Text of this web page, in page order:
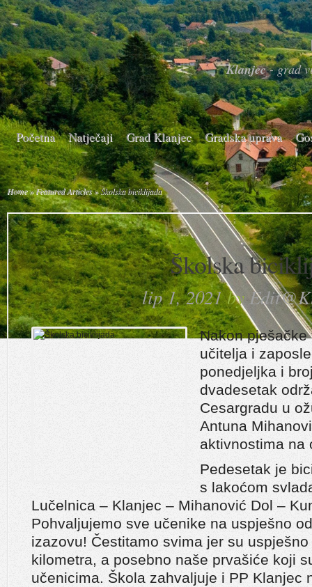
Klanjec- grad
Početna Natječaji Grad Klanjec Gradska uprava
Home»Featured Articles»Školska biciklijada
Školska
lip 1, 2021by
Nakon
učitelja i
ponedjeljka i
dvadesetak
Cesargradu u
Antuna
aktivnostima na
Pedesetak je
s lakoćom
Lučelnica – Klanjec – Mihanović Dol –
Pohvaljujemo sve učenike na uspješno
izazovu! Čestitamo svima jer su
kilometra, a posebno naše prvašiće koji
učenicima. Škola zahvaljuje i PP Klanjec